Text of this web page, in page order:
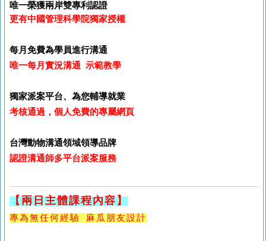
唯一榮獲兩岸雙專利認證
更有中國管理科學院獨家授權
每月免費為學員進行溝通
唯一每月實況溝通 示範教學
獨家派案平台、為您輔導就業
考核通過，個人免費的專屬網頁
台灣動物溝通領域領導品牌
認證溝通師多平台派案服務
【兩日主體課程內容】
專為無任何經驗 麻瓜朋友設計